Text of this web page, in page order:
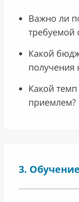
Важно ли
требуемой
Какой
получения
Какой
приемлем?
Обучение